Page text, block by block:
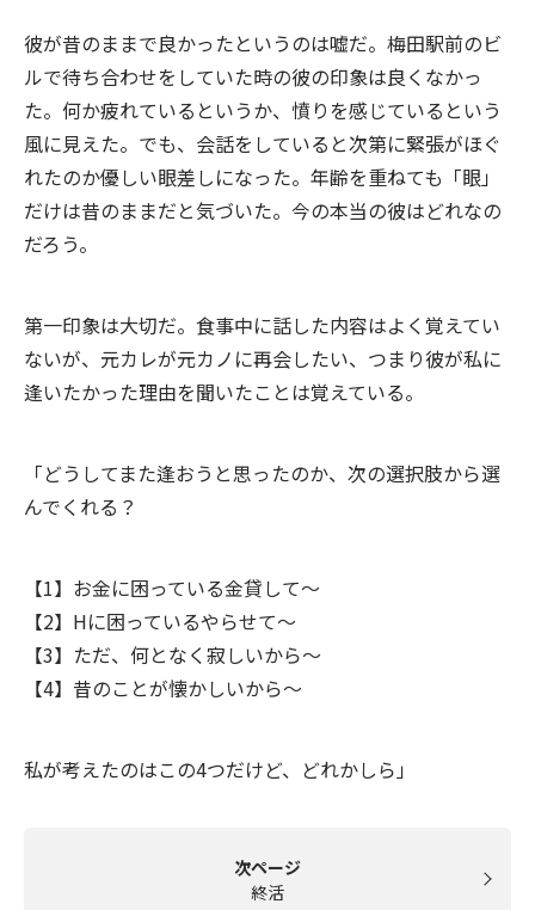
彼が昔のままで良かったというのは嘘だ。梅田駅前のビ
ルで待ち合わせをしていた時の彼の印象は良くなかっ
た。何か疲れているというか、憤りを感じているという
風に見えた。でも、会話をしていると次第に緊張がほぐ
れたのか優しい眼差しになった。年齢を重ねても「眼」
だけは昔のままだと気づいた。今の本当の彼はどれなの
だろう。
第一印象は大切だ。食事中に話した内容はよく覚えてい
ないが、元カレが元カノに再会したい、つまり彼が私に
逢いたかった理由を聞いたことは覚えている。
「どうしてまた逢おうと思ったのか、次の選択肢から選
んでくれる？
【1】お金に困っている金貸して～
【2】Hに困っているやらせて～
【3】ただ、何となく寂しいから～
【4】昔のことが懐かしいから～
私が考えたのはこの4つだけど、どれかしら」
次ページ
終活